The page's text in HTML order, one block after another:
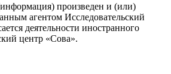
произведен и (или)
агентом Исследовательский
деятельности иностранного
центр «Сова».